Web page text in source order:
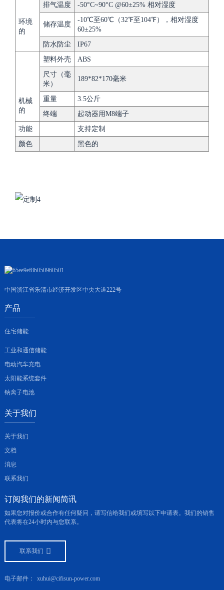
环境
的
排气温度
-50°C~90°C @60±25% 相对湿度
储存温度
-10℃至60℃（32℉至104℉），相对湿度
60±25%
防水防尘
IP67
机械
的
塑料外壳
ABS
尺寸（毫
米）
189*82*170毫米
重量
3.5公斤
终端
起动器用M8端子
功能
支持定制
颜色
黑色的
中国浙江省乐清市经济开发区中央大道222号
产品
住宅储能
工业和通信储能
电动汽车充电
太阳能系统套件
钠离子电池
关于我们
关于我们
文档
消息
联系我们
订阅我们的新闻简讯
如果您对报价或合作有任何疑问，请写信给我们或填写以下申请表。我们的销售
代表将在24小时内与您联系。
联系我们
电子邮件： xuhui@cifisun-power.com